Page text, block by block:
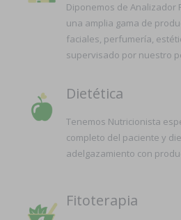
Diponemos de Analizador
una amplia gama de
faciales, perfumería,
supervisado por nuestro
Dietética
Tenemos Nutricionista
completo del paciente y
adelgazamiento con
Fitoterapia